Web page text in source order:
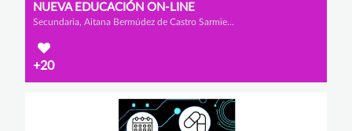
NUEVA EDUCACIÓN ON-LINE
Secundaria, Aitana Bermúdez de Castro Sarmiento, Lucía Tajadura Herrero y Isabel Santidrián Crespo
+20